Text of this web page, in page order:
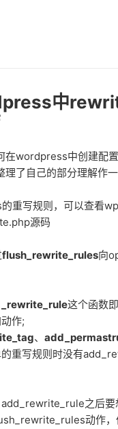
中
在wordpress中创建配
理了自己的部分理解作一
重写规则，可以查看
源码
flush_rewrite_rules向
这个函数
作;
、
重写规则时没有
add_rewrite_rule之后要
动作，